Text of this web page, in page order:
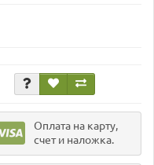
Оплата на карту,
счет и наложка.